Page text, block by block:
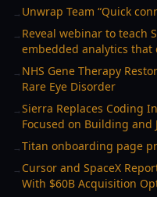
→ Unwrap Team “Quick
→ Reveal webinar to teach
embedded analytics that
→ NHS Gene Therapy
Rare Eye Disorder
→Sierra Replaces Coding
Focused on Building and
→Titan onboarding page
→ Cursor and SpaceX
With $60B Acquisition